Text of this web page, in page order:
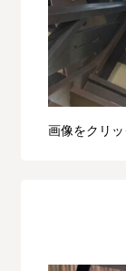
画像をクリッ